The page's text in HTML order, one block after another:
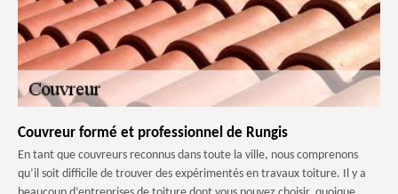
Couvreur formé et professionnel de Rungis
En tant que couvreurs reconnus dans toute la ville, nous comprenons
qu’il soit difficile de trouver des expérimentés en travaux toiture. Il y a